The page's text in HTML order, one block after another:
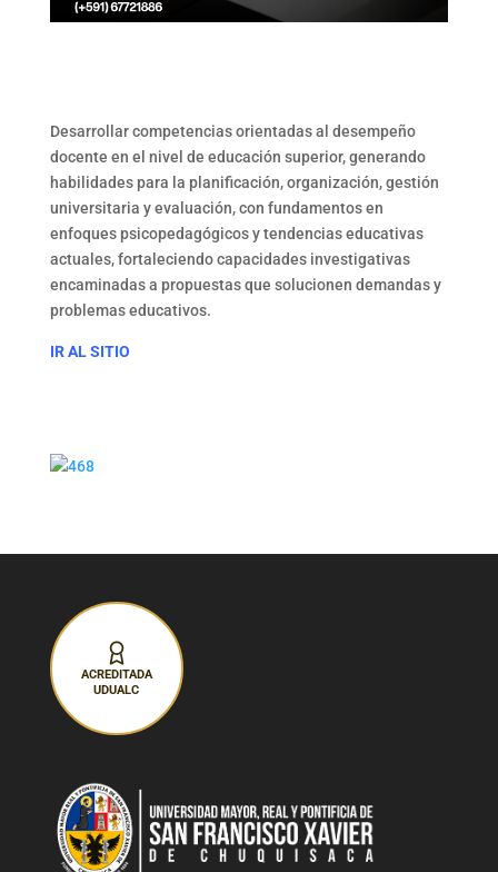
Desarrollar competencias orientadas al desempeño
docente en el nivel de educación superior, generando
habilidades para la planificación, organización, gestión
universitaria y evaluación, con fundamentos en
enfoques psicopedagógicos y tendencias educativas
actuales, fortaleciendo capacidades investigativas
encaminadas a propuestas que solucionen demandas y
problemas educativos.
IR AL SITIO
ACREDITADA
UDUALC